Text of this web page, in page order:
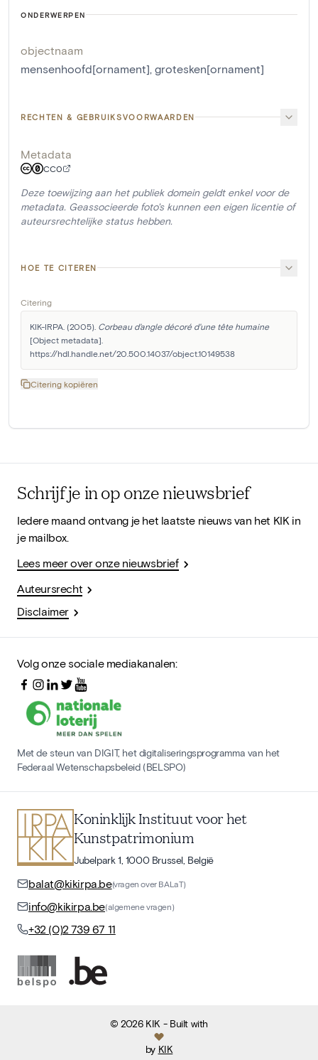
ONDERWERPEN
objectnaam
mensenhoofd[ornament] grotesken[ornament]
RECHTEN & GEBRUIKSVOORWAARDEN
Metadata
CC0
Deze toewijzing aan het publiek domein geldt enkel voor de
metadata. Geassocieerde foto's kunnen een eigen licentie of
auteursrechtelijke status hebben.
HOE TE CITEREN
Citering
KIK-IRPA. (2005). Corbeau d'angle décoré d'une tête humaine
[Object metadata].
https://hdl.handle.net/20.500.14037/object.10149538
Citering kopiëren
Schrijf je in op onze nieuwsbrief
Iedere maand ontvang je het laatste nieuws van het KIK in
je mailbox.
Lees meer over onze nieuwsbrief
Auteursrecht
Disclaimer
Volg onze sociale mediakanalen:
Met de steun van DIGIT, het digitaliseringsprogramma van het
Federaal Wetenschapsbeleid (BELSPO)
Koninklijk Instituut voor het
Kunstpatrimonium
Jubelpark 1, 1000 Brussel, België
balat@kikirpa.be(vragen over BALaT)
info@kikirpa.be(algemene vragen)
+32 (0)2 739 67 11
©2026 KIK - Built with
by KIK